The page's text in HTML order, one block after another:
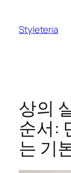
Styleteria
상의
순서:
는 기